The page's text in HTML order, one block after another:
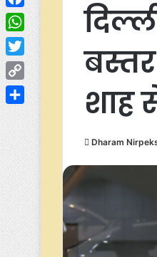
शाह
Dharam
Facebook
WhatsApp
Twitter
Copy
Link
Share